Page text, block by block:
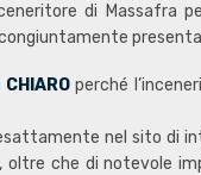
di Massafra
CHIAROperché
nel sito di
oltre che di notevole